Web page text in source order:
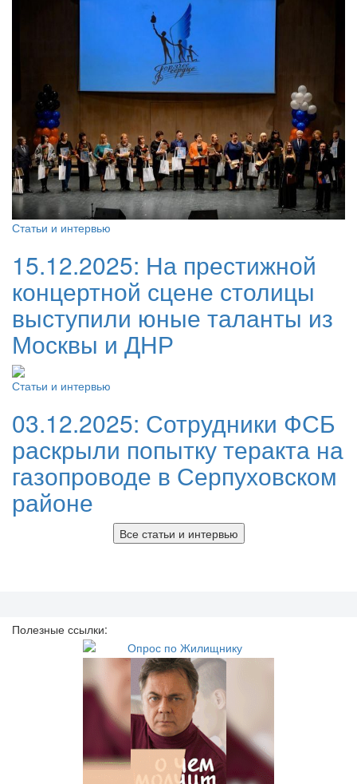
Статьи и интервью
15.12.2025: На престижной
концертной сцене столицы
выступили юные таланты из
Москвы и ДНР
Статьи и интервью
03.12.2025: Сотрудники ФСБ
раскрыли попытку теракта на
газопроводе в Серпуховском
районе
Все статьи и интервью
Полезные ссылки: